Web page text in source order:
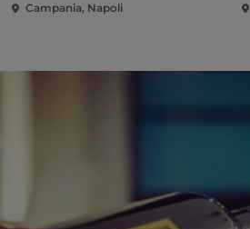
Campania, Napoli